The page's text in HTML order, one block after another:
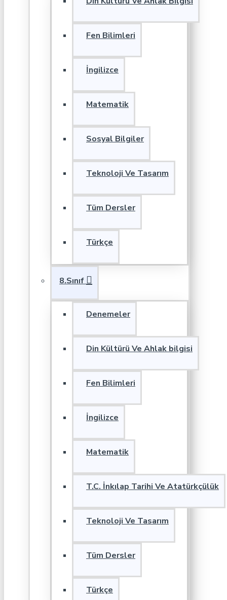
Fen Bilimleri
İngilizce
Matematik
Sosyal Bilgiler
Teknoloji Ve Tasarım
Tüm Dersler
Türkçe
8.Sınıf
Denemeler
Din Kültürü Ve Ahlak bilgisi
Fen Bilimleri
İngilizce
Matematik
T.C. İnkılap Tarihi Ve Atatürkçülük
Teknoloji Ve Tasarım
Tüm Dersler
Türkçe